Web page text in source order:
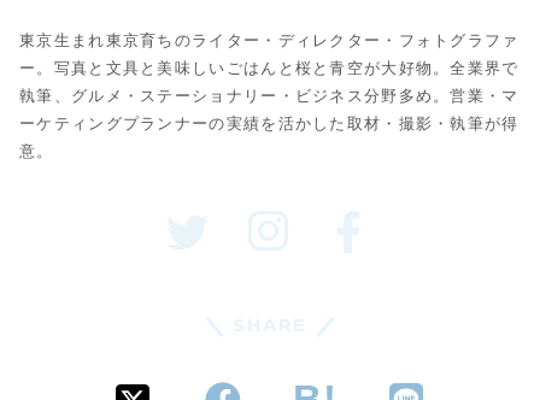
東京生まれ東京育ちのライター・ディレクター・フォトグラファ
ー。写真と文具と美味しいごはんと桜と青空が大好物。全業界で
執筆、グルメ・ステーショナリー・ビジネス分野多め。営業・マ
ーケティングプランナーの実績を活かした取材・撮影・執筆が得
意。